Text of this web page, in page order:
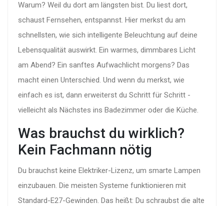
Warum? Weil du dort am längsten bist. Du liest dort,
schaust Fernsehen, entspannst. Hier merkst du am
schnellsten, wie sich intelligente Beleuchtung auf deine
Lebensqualität auswirkt. Ein warmes, dimmbares Licht
am Abend? Ein sanftes Aufwachlicht morgens? Das
macht einen Unterschied. Und wenn du merkst, wie
einfach es ist, dann erweiterst du Schritt für Schritt -
vielleicht als Nächstes ins Badezimmer oder die Küche.
Was brauchst du wirklich?
Kein Fachmann nötig
Du brauchst keine Elektriker-Lizenz, um smarte Lampen
einzubauen. Die meisten Systeme funktionieren mit
Standard-E27-Gewinden. Das heißt: Du schraubst die alte